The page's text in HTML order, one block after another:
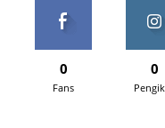
0
Fans
0